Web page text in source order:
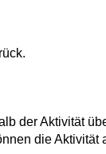
der Aktivität
die Aktivität